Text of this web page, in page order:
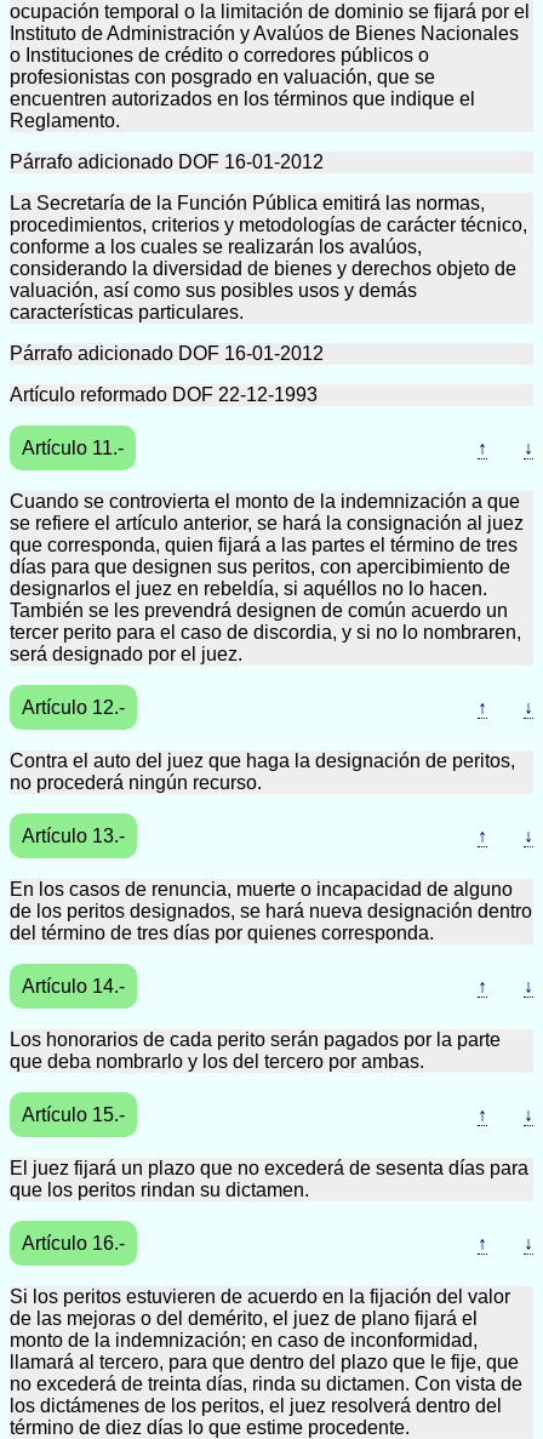
ocupación temporal o la limitación de dominio se fijará por el
Instituto de Administración y Avalúos de Bienes Nacionales
o Instituciones de crédito o corredores públicos o
profesionistas con posgrado en valuación, que se
encuentren autorizados en los términos que indique el
Reglamento.
Párrafo adicionado DOF 16-01-2012
La Secretaría de la Función Pública emitirá las normas,
procedimientos, criterios y metodologías de carácter técnico,
conforme a los cuales se realizarán los avalúos,
considerando la diversidad de bienes y derechos objeto de
valuación, así como sus posibles usos y demás
características particulares.
Párrafo adicionado DOF 16-01-2012
Artículo reformado DOF 22-12-1993
Artículo 11.- ↑ ↓
Cuando se controvierta el monto de la indemnización a que
se refiere el artículo anterior, se hará la consignación al juez
que corresponda, quien fijará a las partes el término de tres
días para que designen sus peritos, con apercibimiento de
designarlos el juez en rebeldía, si aquéllos no lo hacen.
También se les prevendrá designen de común acuerdo un
tercer perito para el caso de discordia, y si no lo nombraren,
será designado por el juez.
Artículo 12.- ↑ ↓
Contra el auto del juez que haga la designación de peritos,
no procederá ningún recurso.
Artículo 13.- ↑ ↓
En los casos de renuncia, muerte o incapacidad de alguno
de los peritos designados, se hará nueva designación dentro
del término de tres días por quienes corresponda.
Artículo 14.- ↑ ↓
Los honorarios de cada perito serán pagados por la parte
que deba nombrarlo y los del tercero por ambas.
Artículo 15.- ↑ ↓
El juez fijará un plazo que no excederá de sesenta días para
que los peritos rindan su dictamen.
Artículo 16.- ↑ ↓
Si los peritos estuvieren de acuerdo en la fijación del valor
de las mejoras o del demérito, el juez de plano fijará el
monto de la indemnización; en caso de inconformidad,
llamará al tercero, para que dentro del plazo que le fije, que
no excederá de treinta días, rinda su dictamen. Con vista de
los dictámenes de los peritos, el juez resolverá dentro del
término de diez días lo que estime procedente.